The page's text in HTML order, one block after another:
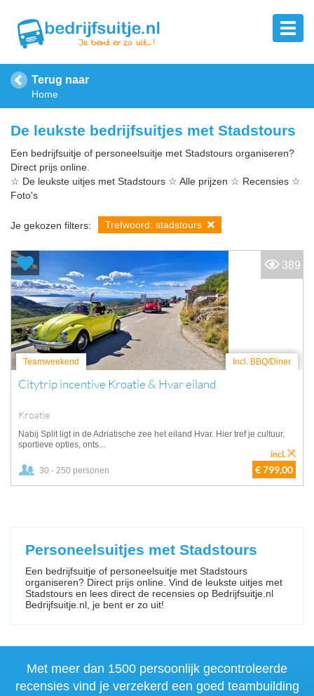
Terug naar
Home
De leukste bedrijfsuitjes met Stadstours
Een bedrijfsuitje of personeelsuitje met Stadstours organiseren?
Direct prijs online.
☆ De leukste uitjes met Stadstours ☆ Alle prijzen ☆ Recensies ☆
Foto's
Je gekozen filters: Trefwoord: stadstours
Teamweekend Incl. BBQ/Diner
Citytrip incentive Kroatie & Hvar eiland
Kroatie
Nabij Split ligt in de Adriatische zee het eiland Hvar. Hier tref je cultuur,
sportieve opties, onts...
30 - 250 personen € 799,00
incl.
389
Personeelsuitjes met Stadstours
Een bedrijfsuitje of personeelsuitje met Stadstours
organiseren? Direct prijs online. Vind de leukste uitjes met
Stadstours en lees direct de recensies op Bedrijfsuitje.nl
Bedrijfsuitje.nl, je bent er zo uit!
Met meer dan 1500 persoonlijk gecontroleerde
recensies vind je verzekerd een goed teambuilding